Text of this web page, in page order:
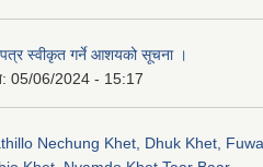
स्वीकृत गर्ने आशयको सूचना ।
05/06/2024 - 15:17
Nechung Khet, Dhuk Khet, Fuwa